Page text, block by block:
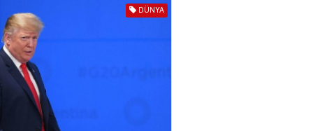
Zərdabda qəsdən yanğın
törədən şəxs saxlanıldı
07.08.2026
Kiyevdə əlinə silah alıb
döyüşdü, Azərbaycanda
həbs olundu – MƏHKƏMƏ İŞİ
DÜNYA